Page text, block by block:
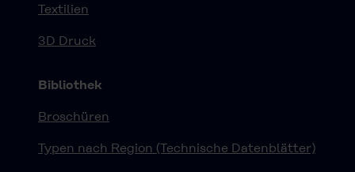
Textilien
3D Druck
Bibliothek
Broschüren
Typen nach Region (Technische Datenblätter)